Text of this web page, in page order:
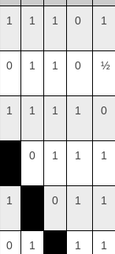
1 1 1 0 1
0 1 1 0 ½
1 1 1 1 0
0 1 1 1
1 0 1 1
0 1 1 1